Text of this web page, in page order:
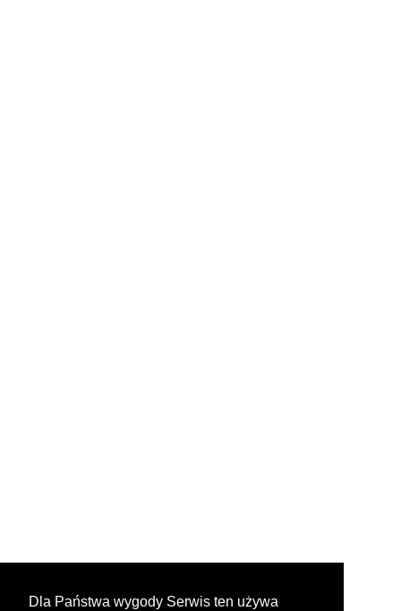
Dla Państwa wygody Serwis ten używa